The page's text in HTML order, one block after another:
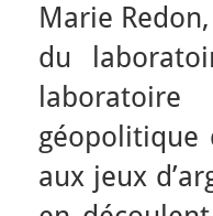
Marie
du
géopolitique
aux jeux